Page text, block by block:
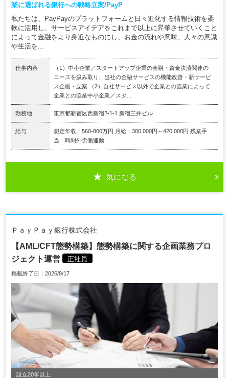
業に選ばれる銀行への戦略立案/PayP
私たちは、PayPayのプラットフォームと日々進化する情報技術を柔
軟に活用し、サービスアイデアをこれまで以上に昇華させていくこと
によって金融をより身近なものにし、お金の流れや意味、人々の意識
や生活を...
仕事内容
（1）中小企業／スタートアップ企業の金融・資金決済関連の
ニーズを汲み取り、当社の金融サービスの機能改善・新サービ
ス企画・立案 （2）自社サービス以外で企業との協業によって
企業との協業中小企業／スタ...
勤務地 東京都新宿区西新宿2-1-1 新宿三井ビル
給与
想定年収：560-800万円 月給：300,000円～420,000円 残業手
当：時間外労働連動...
気になる
ＰａｙＰａｙ銀行株式会社
【AML/CFT態勢構築】態勢構築に関する企画業務プロ
ジェクト運営
正社員
掲載終了日：2026/8/17
設立20年以上